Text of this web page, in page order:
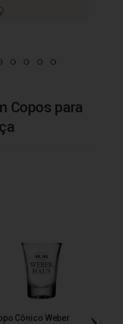
Copos para
Cônico Weber